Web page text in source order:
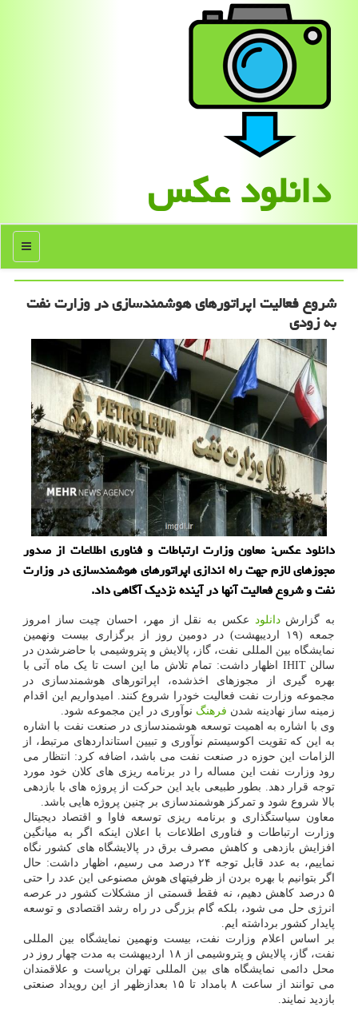
دانلود عكس
منو
شروع فعالیت اپراتورهای هوشمندسازی در وزارت نفت
به زودی
دانلود عکس: معاون وزارت ارتباطات و فناوری اطلاعات از صدور
مجوزهای لازم جهت راه اندازی اپراتورهای هوشمندسازی در وزارت
نفت و شروع فعالیت آنها در آینده نزدیک آگاهی داد.
به گزارشدانلود
عکس به نقل از مهر، احسان چیت ساز امروز
جمعه (۱۹ اردیبهشت) در دومین روز از برگزاری بیست ونهمین
نمایشگاه بین المللی نفت، گاز، پالایش و پتروشیمی با حاضرشدن در
سالن IHIT اظهار داشت: تمام تلاش ما این است تا یک ماه آتی با
بهره گیری از مجوزهای اخذشده، اپراتورهای هوشمندسازی در
مجموعه وزارت نفت فعالیت خودرا شروع کنند. امیدواریم این اقدام
زمینه ساز نهادینه شدن فرهنگ نوآوری در این مجموعه شود.
وی با اشاره به اهمیت توسعه هوشمندسازی در صنعت نفت با اشاره
به این که تقویت اکوسیستم نوآوری و تبیین استانداردهای مرتبط، از
الزامات این حوزه در صنعت نفت می باشد، اضافه کرد: انتظار می
رود وزارت نفت این مساله را در برنامه ریزی های کلان خود مورد
توجه قرار دهد. بطور طبیعی باید این حرکت از پروژه های با بازدهی
بالا شروع شود و تمرکز هوشمندسازی بر چنین پروژه هایی باشد.
معاون سیاستگذاری و برنامه ریزی توسعه فاوا و اقتصاد دیجیتال
وزارت ارتباطات و فناوری اطلاعات با اعلان اینکه اگر به میانگین
افزایش بازدهی و کاهش مصرف برق در پالایشگاه های کشور نگاه
نماییم، به عدد قابل توجه ۲۴ درصد می رسیم، اظهار داشت: حال
اگر بتوانیم با بهره بردن از ظرفیتهای هوش مصنوعی این عدد را حتی
۵ درصد کاهش دهیم، نه فقط قسمتی از مشکلات کشور در عرصه
انرژی حل می شود، بلکه گام بزرگی در راه رشد اقتصادی و توسعه
پایدار کشور برداشته ایم.
بر اساس اعلام وزارت نفت، بیست ونهمین نمایشگاه بین المللی
نفت، گاز، پالایش و پتروشیمی از ۱۸ اردیبهشت به مدت چهار روز در
محل دائمی نمایشگاه های بین المللی تهران برپاست و علاقمندان
می توانند از ساعت ۸ بامداد تا ۱۵ بعدازظهر از این رویداد صنعتی
بازدید نمایند.